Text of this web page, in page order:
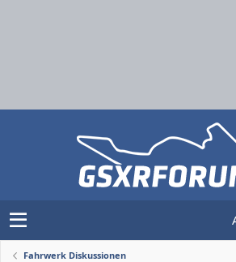
Fahrwerk Diskussionen